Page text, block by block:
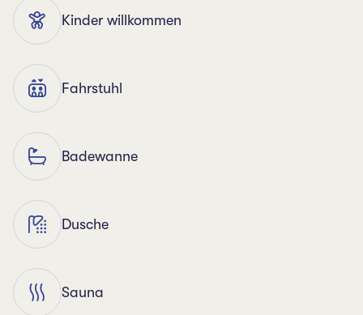
Kinder willkommen
Fahrstuhl
Badewanne
Dusche
Sauna